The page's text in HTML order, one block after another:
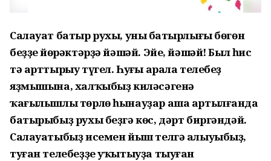
Салауат батыр рухы, уның батырлығы бөгөн
беҙҙең йөрәктәрҙә йәшәй. Эйе, йәшәй! Был һис
тә арттырыу түгел. Һуңғы арала телебеҙ
яҙмышына, халҡыбыҙ киләсәгенә
ҡағылышлы төрлө һынауҙар аша артылғанда
батырыбыҙ рухы беҙгә көс, дәрт биргәндәй.
Салауатыбыҙ исемен йыш телгә алыуыбыҙ,
туған телебеҙҙе уҡытыуҙа тыуған